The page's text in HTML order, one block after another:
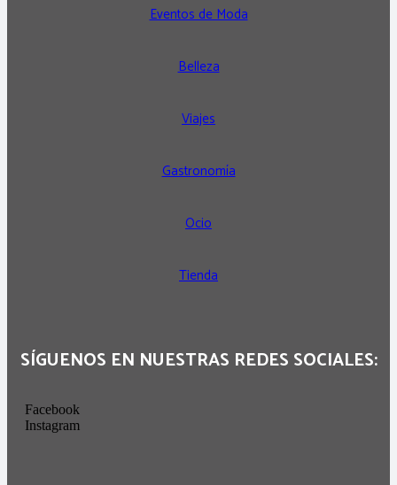
Eventos de Moda
Belleza
Viajes
Gastronomía
Ocio
Tienda
SÍGUENOS EN NUESTRAS REDES SOCIALES:
Facebook
Instagram